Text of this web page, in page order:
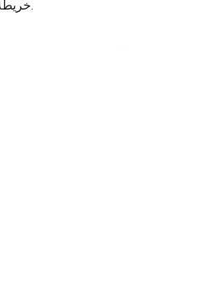
خريطة اشبيلية للسكك الحديدية. اشبيلية محطة سكة حديد خريطة (الأندلس - إسبانيا) إلى الطباعة. اشبيلية محطة سكة حديد خريطة (الأندلس - إسبانيا) إلى تحميل.